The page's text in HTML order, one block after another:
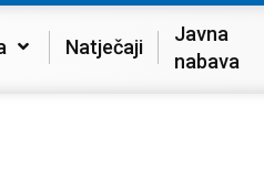
Natječaji
Javna
nabava